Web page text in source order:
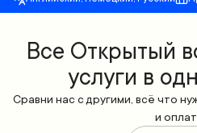
Все Открытый
услуги в
Сравни нас с другими, всё что
и